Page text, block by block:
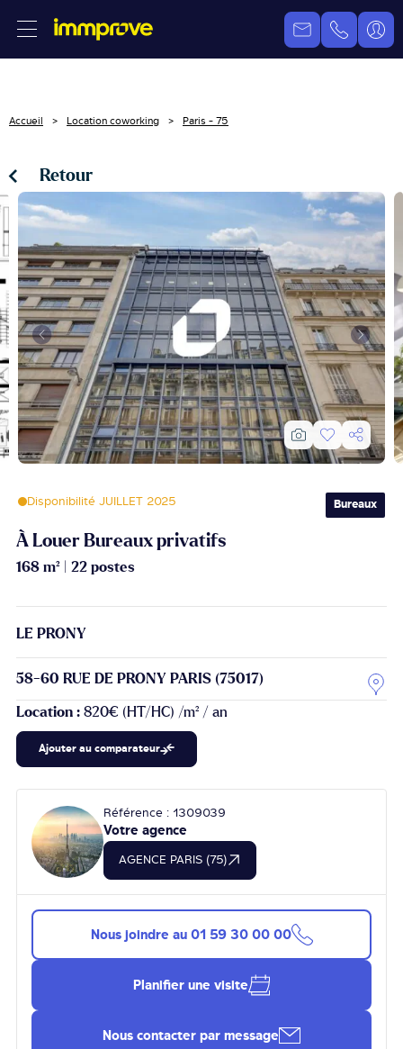
Accueil Location coworking Paris - 75
Retour
Disponibilité JUILLET 2025 Bureaux
À Louer Bureaux privatifs
168 m²| 22 postes
LE PRONY
58-60 RUE DE PRONY PARIS (75017)
Location : 820€ (HT/HC) /m² / an
Ajouter au comparateur
Référence : 1309039
Votre agence
AGENCE PARIS (75)
Nous joindre au 01 59 30 00 00
Planifier une visite
Nous contacter par message